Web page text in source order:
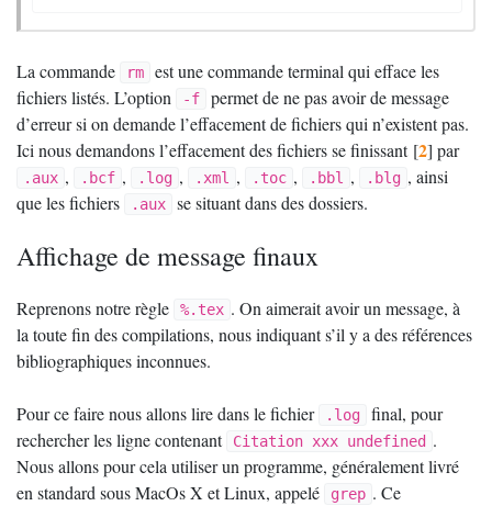
La commande rm
est une commande terminal qui efface les
fichiers listés. L’option
-f
permet de ne pas avoir de message
d’erreur si on demande l’effacement de fichiers qui n’existent pas.
Ici nous demandons l’effacement des fichiers se finissant[2] par
.aux , .bcf , .log , .xml , .toc , .bbl , .blg , ainsi
que les fichiers
.aux se situant dans des dossiers.
Affichage de message finaux
Reprenons notre règle %.tex . On aimerait avoir un message, à
la toute fin des compilations, nous indiquant s’il y a des références
bibliographiques inconnues.
Pour ce faire nous allons lire dans le fichier .log
final, pour
rechercher les ligne contenant
Citation xxx undefined .
Nous allons pour cela utiliser un programme, généralement livré
en standard sous MacOs X et Linux, appelé
grep . Ce